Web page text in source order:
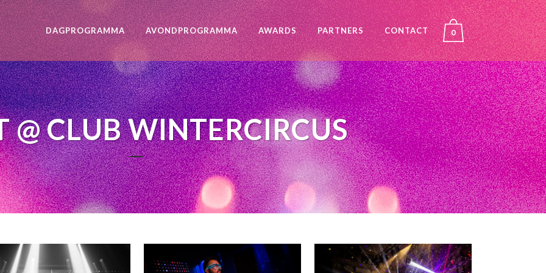
0
DAGPROGRAMMA AVONDPROGRAMMA AWARDS PARTNERS CONTACT
@ CLUB WINTERCIRCUS